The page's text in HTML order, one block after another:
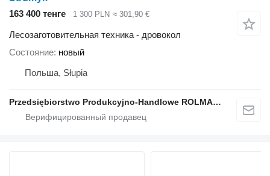
163 400 тенге
1 300 PLN ≈ 301,90 €
Лесозаготовительная техника - дровокол
Состояние новый
Польша, Słupia
Przedsiębiorstwo Produkcyjno-Handlowe ROLMAPOL Marcin Dziekan